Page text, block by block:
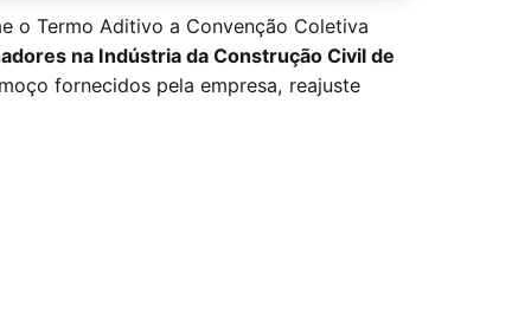
o Termo Aditivo a Convenção Coletiva
na Indústria da Construção Civil de
fornecidos pela empresa, reajuste